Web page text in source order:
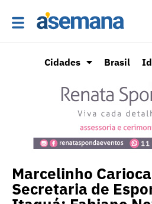
Cidades Brasil
Marcelinho
Secretaria de